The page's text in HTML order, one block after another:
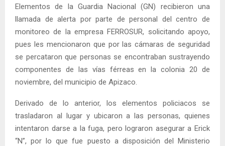
Elementos de la Guardia Nacional (GN) recibieron una
llamada de alerta por parte de personal del centro de
monitoreo de la empresa FERROSUR, solicitando apoyo,
pues les mencionaron que por las cámaras de seguridad
se percataron que personas se encontraban sustrayendo
componentes de las vías férreas en la colonia 20 de
noviembre, del municipio de Apizaco.
Derivado de lo anterior, los elementos policiacos se
trasladaron al lugar y ubicaron a las personas, quienes
intentaron darse a la fuga, pero lograron asegurar a Erick
“N”, por lo que fue puesto a disposición del Ministerio